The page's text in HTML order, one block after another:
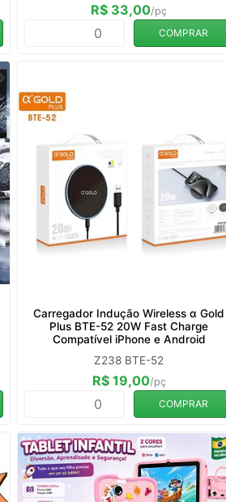
R$ 33,00/pç
COMPRAR
Carregador Indução Wireless α Gold
Plus BTE-52 20W Fast Charge
Compatível iPhone e Android
Z238 BTE-52
R$ 19,00/pç
COMPRAR